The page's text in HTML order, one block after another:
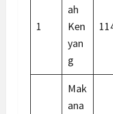
1
ah
Ken
yan
g
Mak
ana